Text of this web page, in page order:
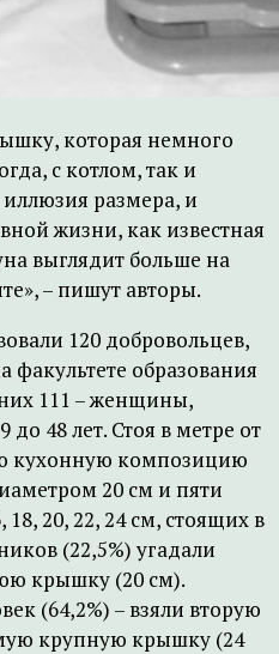
которая немного
с котлом, так и
иллюзия размера, и
жизни, как известная
выглядит больше на
– пишут авторы.
120 добровольцев,
факультете образования
111 – женщины,
до 48 лет. Стоя в метре от
кухонную композицию
20 см и пяти
20, 22, 24 см, стоящих в
(22,5%) угадали
крышку (20 см).
(64,2%) – взяли вторую
крупную крышку (24